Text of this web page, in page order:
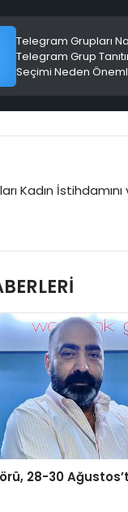
Telegram Grupları
Telegram Grup
Seçimi Neden
Olimpiyatı’nda İlk
Kadın
28-30